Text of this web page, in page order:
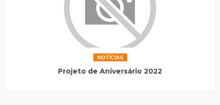
NOTÍCIAS
Projeto de Aniversário 2022